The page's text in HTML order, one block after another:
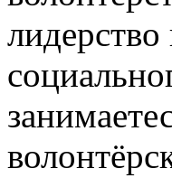
лидерство